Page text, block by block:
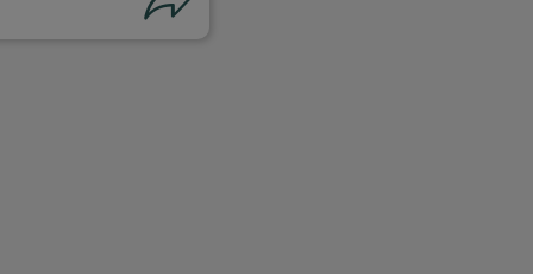
facebook